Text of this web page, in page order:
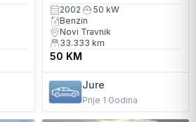
remenice 1.4 benzin
2002
50 kW
Benzin
Novi Travnik
33.333 km
50 KM
Jure
Prije 1 Godina